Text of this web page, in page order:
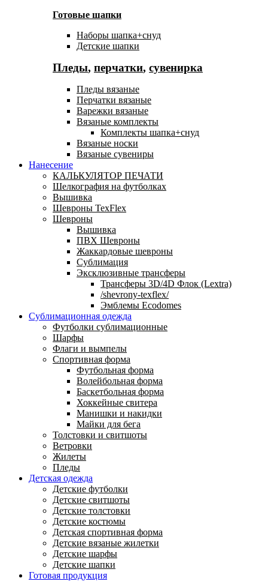
Готовые шапки
Наборы шапка+снуд
Детские шапки
Пледы, перчатки, сувенирка
Пледы вязаные
Перчатки вязаные
Варежки вязаные
Вязаные комплекты
Комплекты шапка+снуд
Вязаные носки
Вязаные сувениры
Нанесение
КАЛЬКУЛЯТОР ПЕЧАТИ
Шелкография на футболках
Вышивка
Шевроны TexFlex
Шевроны
Вышивка
ПВХ Шевроны
Жаккардовые шевроны
Сублимация
Эксклюзивные трансферы
Трансферы 3D/4D Флок (Lextra)
/shevrony-texflex/
Эмблемы Ecodomes
Сублимационная одежда
Футболки сублимационные
Шарфы
Флаги и вымпелы
Спортивная форма
Футбольная форма
Волейбольная форма
Баскетбольная форма
Хоккейные свитера
Манишки и накидки
Майки для бега
Толстовки и свитшоты
Ветровки
Жилеты
Пледы
Детская одежда
Детские футболки
Детские свитшоты
Детские толстовки
Детские костюмы
Детская спортивная форма
Детские вязаные жилетки
Детские шарфы
Детские шапки
Готовая продукция